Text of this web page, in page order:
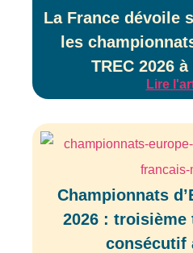
La France dévoile
les
TREC 2026
Lire
Championnats
2026 : troisième
consécutif